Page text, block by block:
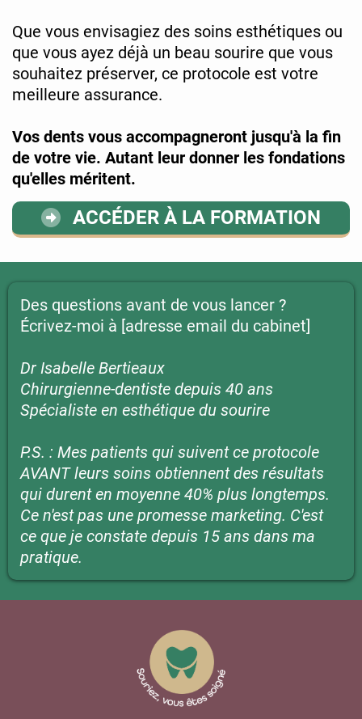
Que vous envisagiez des soins esthétiques ou
que vous ayez déjà un beau sourire que vous
souhaitez préserver, ce protocole est votre
meilleure assurance.
Vos dents vous accompagneront jusqu'à la fin
de votre vie. Autant leur donner les fondations
qu'elles méritent.
ACCÉDER À LA FORMATION
Des questions avant de vous lancer ?
Écrivez-moi à [adresse email du cabinet]
Dr Isabelle Bertieaux
Chirurgienne-dentiste depuis 40 ans
Spécialiste en esthétique du sourire
P.S. : Mes patients qui suivent ce protocole
AVANT leurs soins obtiennent des résultats
qui durent en moyenne 40% plus longtemps.
Ce n'est pas une promesse marketing. C'est
ce que je constate depuis 15 ans dans ma
pratique.